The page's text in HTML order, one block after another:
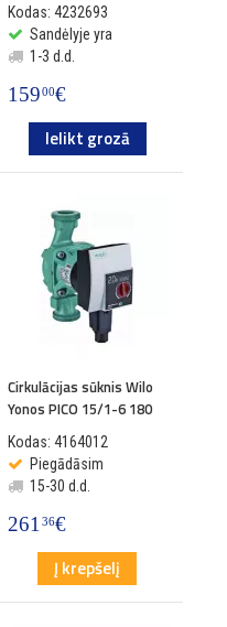
Kodas: 4232693
Sandėlyje yra
1-3 d.d.
15900€
Ielikt grozā
Cirkulācijas sūknis Wilo
Yonos PICO 15/1-6 180
Kodas: 4164012
Piegādāsim
15-30 d.d.
26136€
Į krepšelį